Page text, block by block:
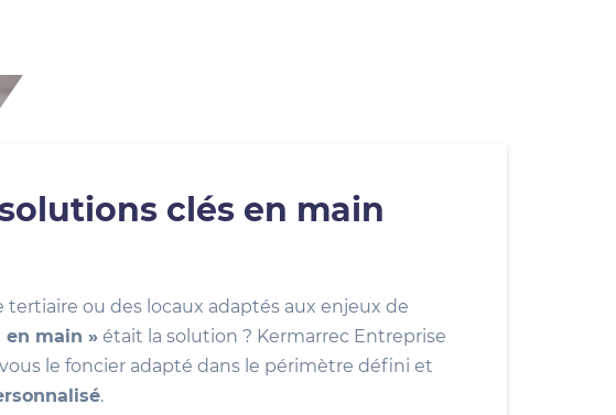
clés en main
ou des locaux adaptés aux enjeux de
en main »était la solution ? Kermarrec Entreprise
le foncier adapté dans le périmètre défini et
.